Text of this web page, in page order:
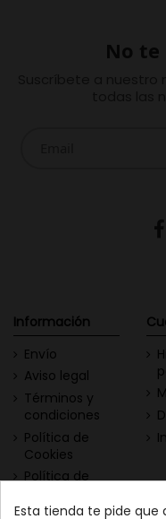
No te
Información
Envío
Aviso legal
Términos y
condiciones
Política de
Cookies
Política de
Esta tienda te pide que